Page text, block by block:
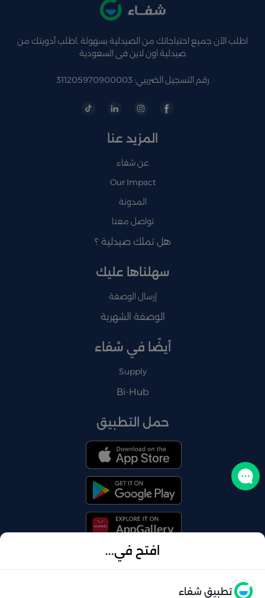
افتح في...
تطبيق شفاء
اطلب الآن جميع احتياجاتك من الصيدلية بسهولة ,اطلب أدويتك من
صيدلية اون لاين فى السعودية
رقم التسجيل الضريبي: 311205970900003
المزيد عنا
عن شفاء
Our Impact
المدونة
تواصل معنا
هل تملك صيدلية ؟
سهلناها عليك
إرسال الوصفة
الوصفة الشهرية
أيضًا في شفاء
Supply
Bi-Hub
حمل التطبيق
© 2026 شفاء . كل الحقوق محفوظة
تواصل معنا